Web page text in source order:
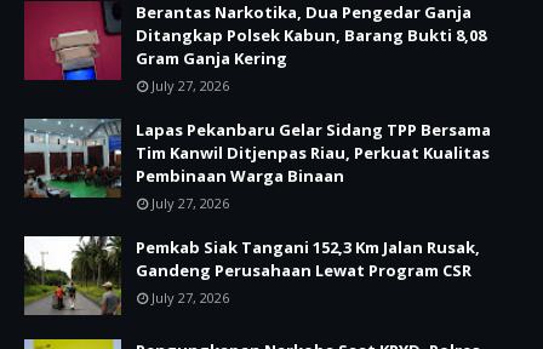
Berantas Narkotika, Dua Pengedar Ganja
Ditangkap Polsek Kabun, Barang Bukti 8,08
Gram Ganja Kering
July 27, 2026
Lapas Pekanbaru Gelar Sidang TPP Bersama
Tim Kanwil Ditjenpas Riau, Perkuat Kualitas
Pembinaan Warga Binaan
July 27, 2026
Pemkab Siak Tangani 152,3 Km Jalan Rusak,
Gandeng Perusahaan Lewat Program CSR
July 27, 2026